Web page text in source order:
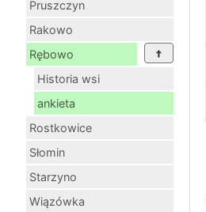
Pruszczyn
Rakowo
Rębowo
Historia wsi
ankieta
Rostkowice
Słomin
Starzyno
Wiązówka